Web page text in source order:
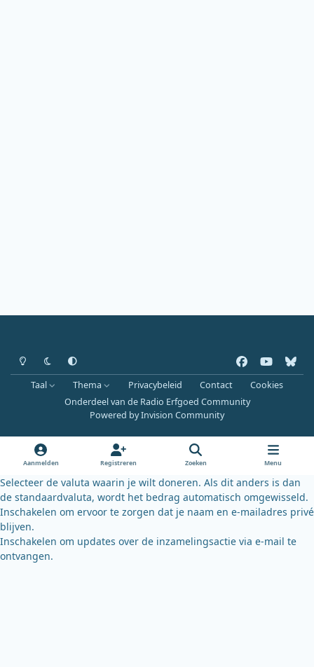
Heldere modus
Donkere modus
Systeemvoorkeur
a
c
e
o
k
o
u
b
b
l
u
k
y
Taal Thema Privacybeleid Contact
Cookies
Onderdeel van de Radio Erfgoed Community
Powered byInvision Community
Aanmelden Registreren Zoeken Menu
Selecteer de valuta waarin je wilt doneren. Als dit anders is dan
de standaardvaluta, wordt het bedrag automatisch omgewisseld.
Inschakelen om ervoor te zorgen dat je naam en e-mailadres privé
blijven.
Inschakelen om updates over de inzamelingsactie via e-mail te
ontvangen.